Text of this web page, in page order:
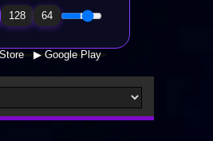
128 64
▶ Google Play